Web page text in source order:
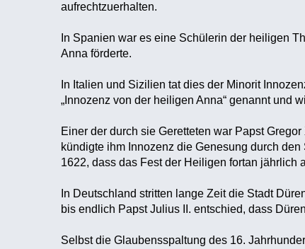
aufrechtzuerhalten.
In Spanien war es eine Schülerin der heiligen
Anna förderte.
In Italien und Sizilien tat dies der Minorit
„Innozenz von der heiligen Anna“ genannt und
Einer der durch sie Geretteten war Papst
kündigte ihm Innozenz die Genesung durch
1622, dass das Fest der Heiligen fortan jährlich
In Deutschland stritten lange Zeit die Stadt
bis endlich Papst Julius II. entschied, dass
Selbst die Glaubensspaltung des 16.